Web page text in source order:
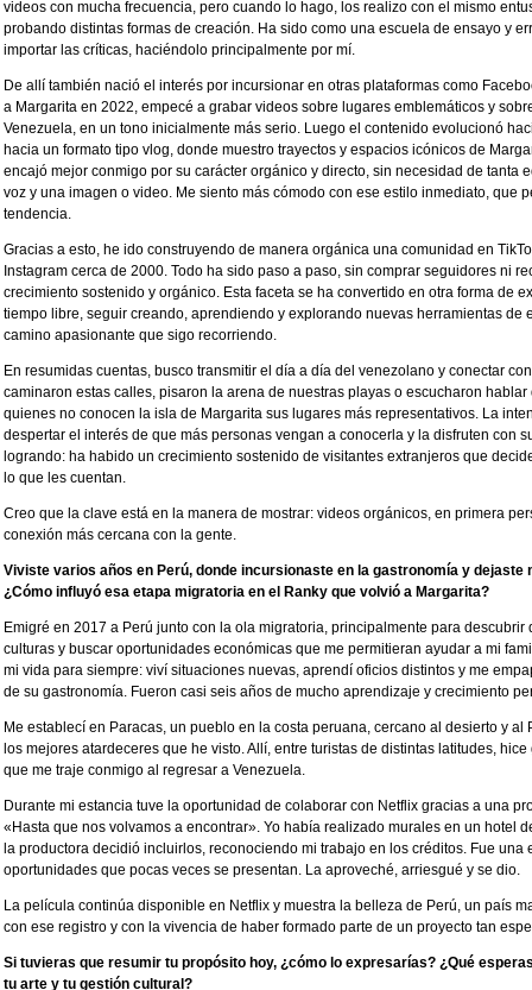
videos con mucha frecuencia, pero cuando lo hago, los realizo con el mismo
probando distintas formas de creación. Ha sido como una escuela de ensayo y
importar las críticas, haciéndolo principalmente por mí.
De allí también nació el interés por incursionar en otras plataformas como
a Margarita en 2022, empecé a grabar videos sobre lugares emblemáticos y
Venezuela, en un tono inicialmente más serio. Luego el contenido evolucionó
hacia un formato tipo vlog, donde muestro trayectos y espacios icónicos de
encajó mejor conmigo por su carácter orgánico y directo, sin necesidad de tanta
voz y una imagen o video. Me siento más cómodo con ese estilo inmediato, que
tendencia.
Gracias a esto, he ido construyendo de manera orgánica una comunidad en
Instagram cerca de 2000. Todo ha sido paso a paso, sin comprar seguidores ni
crecimiento sostenido y orgánico. Esta faceta se ha convertido en otra forma de
tiempo libre, seguir creando, aprendiendo y explorando nuevas herramientas de
camino apasionante que sigo recorriendo.
En resumidas cuentas, busco transmitir el día a día del venezolano y conectar
caminaron estas calles, pisaron la arena de nuestras playas o escucharon
quienes no conocen la isla de Margarita sus lugares más representativos. La
despertar el interés de que más personas vengan a conocerla y la disfruten con
logrando: ha habido un crecimiento sostenido de visitantes extranjeros que
lo que les cuentan.
Creo que la clave está en la manera de mostrar: videos orgánicos, en primera
conexión más cercana con la gente.
Viviste varios años en Perú, donde incursionaste en la gastronomía y
¿Cómo influyó esa etapa migratoria en el Ranky que volvió a Margarita?
Emigré en 2017 a Perú junto con la ola migratoria, principalmente para
culturas y buscar oportunidades económicas que me permitieran ayudar a mi
mi vida para siempre: viví situaciones nuevas, aprendí oficios distintos y me
de su gastronomía. Fueron casi seis años de mucho aprendizaje y crecimiento
Me establecí en Paracas, un pueblo en la costa peruana, cercano al desierto y
los mejores atardeceres que he visto. Allí, entre turistas de distintas latitudes,
que me traje conmigo al regresar a Venezuela.
Durante mi estancia tuve la oportunidad de colaborar con Netflix gracias a una
«Hasta que nos volvamos a encontrar». Yo había realizado murales en un hotel
la productora decidió incluirlos, reconociendo mi trabajo en los créditos. Fue una
oportunidades que pocas veces se presentan. La aproveché, arriesgué y se dio.
La película continúa disponible en Netflix y muestra la belleza de Perú, un país
con ese registro y con la vivencia de haber formado parte de un proyecto tan
Si tuvieras que resumir tu propósito hoy, ¿cómo lo expresarías? ¿Qué
tu arte y tu gestión cultural?